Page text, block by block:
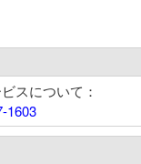
スについて：
1603